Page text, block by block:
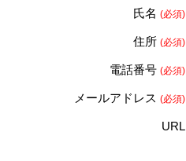
氏名 (必須)
住所 (必須)
電話番号 (必須)
メールアドレス (必須)
URL